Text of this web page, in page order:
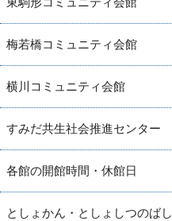
梅若橋コミュニティ会館
横川コミュニティ会館
すみだ共生社会推進センター
各館の開館時間・休館日
としょかん・としょしつのば